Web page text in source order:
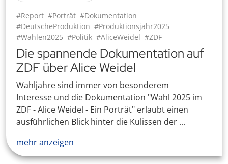
#Report #Porträt #Dokumentation
#DeutscheProduktion #Produktionsjahr2025
#Wahlen2025 #Politik #AliceWeidel #ZDF
Die spannende Dokumentation auf
ZDF über Alice Weidel
Wahljahre sind immer von besonderem
Interesse und die Dokumentation "Wahl 2025 im
ZDF - Alice Weidel - Ein Porträt" erlaubt einen
ausführlichen Blick hinter die Kulissen der ...
mehr anzeigen